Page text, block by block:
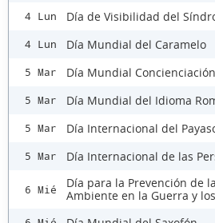
4 Lun Día de Visibilidad del
4 Lun Día Mundial del Caramelo
5 Mar Día Mundial
5 Mar Día Mundial del Idioma
5 Mar Día Internacional del
5 Mar Día Internacional de las
6 Mié
Día para la Prevención de
Ambiente en la Guerra y